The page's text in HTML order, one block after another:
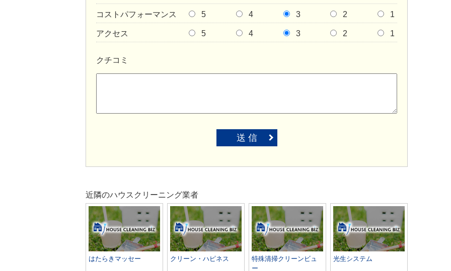
コストパフォーマンス 5 4 3 2 1
アクセス 5 4 3 2 1
クチコミ
送 信
近隣のハウスクリーニング業者
はたらきマッセー クリーン・ハピネス
特殊清掃クリーンビュ
ー
光生システム